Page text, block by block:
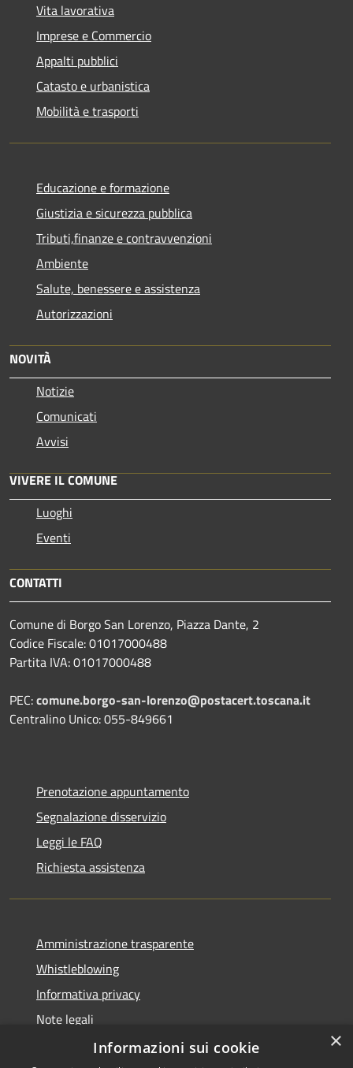
Vita lavorativa
Imprese e Commercio
Appalti pubblici
Catasto e urbanistica
Mobilità e trasporti
Educazione e formazione
Giustizia e sicurezza pubblica
Tributi,finanze e contravvenzioni
Ambiente
Salute, benessere e assistenza
Autorizzazioni
NOVITÀ
Notizie
Comunicati
Avvisi
VIVERE IL COMUNE
Luoghi
Eventi
CONTATTI
Comune di Borgo San Lorenzo, Piazza Dante, 2
Codice Fiscale: 01017000488
Partita IVA: 01017000488
PEC:comune.borgo-san-lorenzo@postacert.toscana.it
Centralino Unico: 055-849661
Prenotazione appuntamento
Segnalazione disservizio
Leggi le FAQ
Richiesta assistenza
Amministrazione trasparente
Whistleblowing
Informativa privacy
Note legali
Dichiarazione di accessibilità
×
Informazioni sui cookie